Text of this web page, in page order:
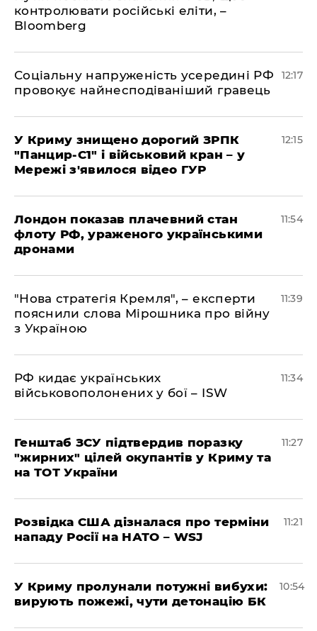
контролювати російські еліти, –
Bloomberg
Соціальну напруженість усередині РФ
провокує найнесподіваніший гравець
12:17
У Криму знищено дорогий ЗРПК
"Панцир-С1" і військовий кран – у
Мережі з'явилося відео ГУР
12:15
Лондон показав плачевний стан
флоту РФ, ураженого українськими
дронами
11:54
"Нова стратегія Кремля", – експерти
пояснили слова Мірошника про війну
з Україною
11:39
РФ кидає українських
військовополонених у бої – ISW
11:34
Генштаб ЗСУ підтвердив поразку
"жирних" цілей окупантів у Криму та
на ТОТ України
11:27
Розвідка США дізналася про терміни
нападу Росії на НАТО – WSJ
11:21
У Криму пролунали потужні вибухи:
вирують пожежі, чути детонацію БК
10:54